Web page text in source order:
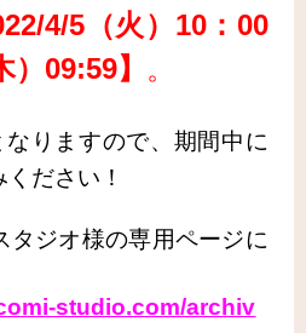
4/5（火 ）10：00
）09:59】 。
なりますので、期間中に
ださい！
ジオ様の専用ページに
studio.com/archiv